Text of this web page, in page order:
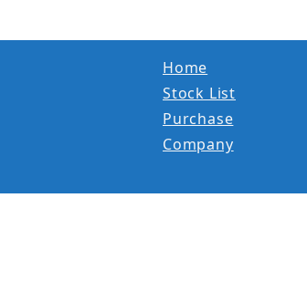
Home
Stock List
Purchase
Company